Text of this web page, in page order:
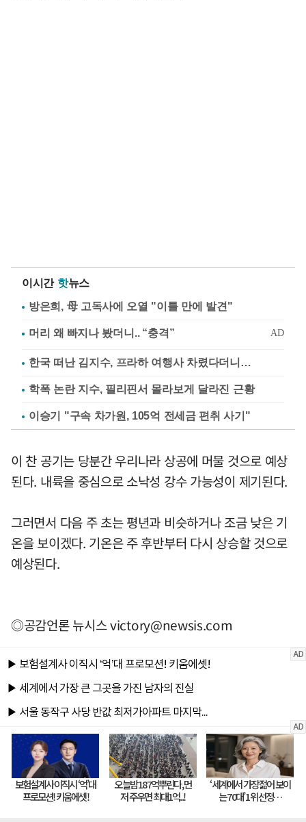
이시간 핫뉴스
방은희, 母 고독사에 오열 "이틀 만에 발견"
한국 떠난 김지수, 프라하 여행사 차렸다더니…
학폭 논란 지수, 필리핀서 몰라보게 달라진 근황
이승기 "구속 차가원, 105억 전세금 편취 사기"
이 찬 공기는 당분간 우리나라 상공에 머물 것으로 예상
된다. 내륙을 중심으로 소낙성 강수 가능성이 제기된다.
그러면서 다음 주 초는 평년과 비슷하거나 조금 낮은 기
온을 보이겠다. 기온은 주 후반부터 다시 상승할 것으로
예상된다.
◎공감언론 뉴시스victory@newsis.com